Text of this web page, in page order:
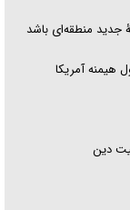
جدید منطقه‌ای باشد
هیمنه آمریکا
دین